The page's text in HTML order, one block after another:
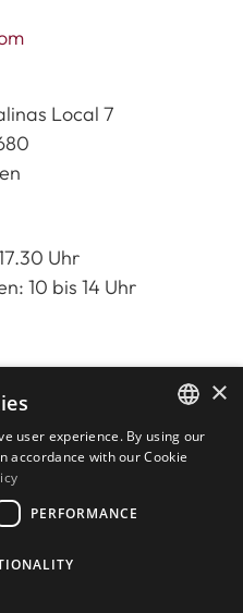
Local 7
Uhr
10 bis 14 Uhr
ENGLISH
×
user experience. By using our
accordance with our Cookie
PERFORMANCE